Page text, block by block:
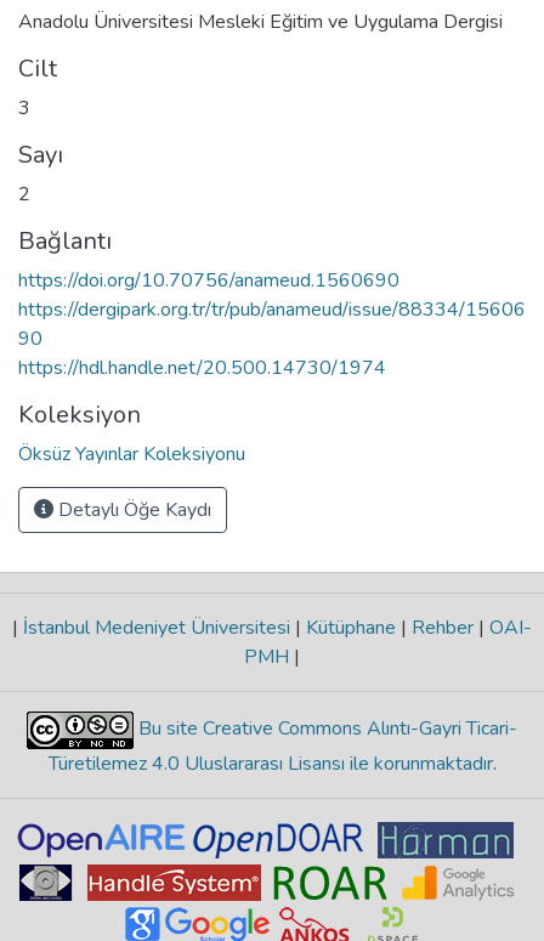
Anadolu Üniversitesi Mesleki Eğitim ve Uygulama Dergisi
Cilt
3
Sayı
2
Bağlantı
https://doi.org/10.70756/anameud.1560690
https://dergipark.org.tr/tr/pub/anameud/issue/88334/15606
90
https://hdl.handle.net/20.500.14730/1974
Koleksiyon
Öksüz Yayınlar Koleksiyonu
Detaylı Öğe Kaydı
| İstanbul Medeniyet Üniversitesi | Kütüphane | Rehber | OAI-
PMH |
Bu site Creative Commons Alıntı-Gayri Ticari-
Türetilemez 4.0 Uluslararası Lisansı ile korunmaktadır.